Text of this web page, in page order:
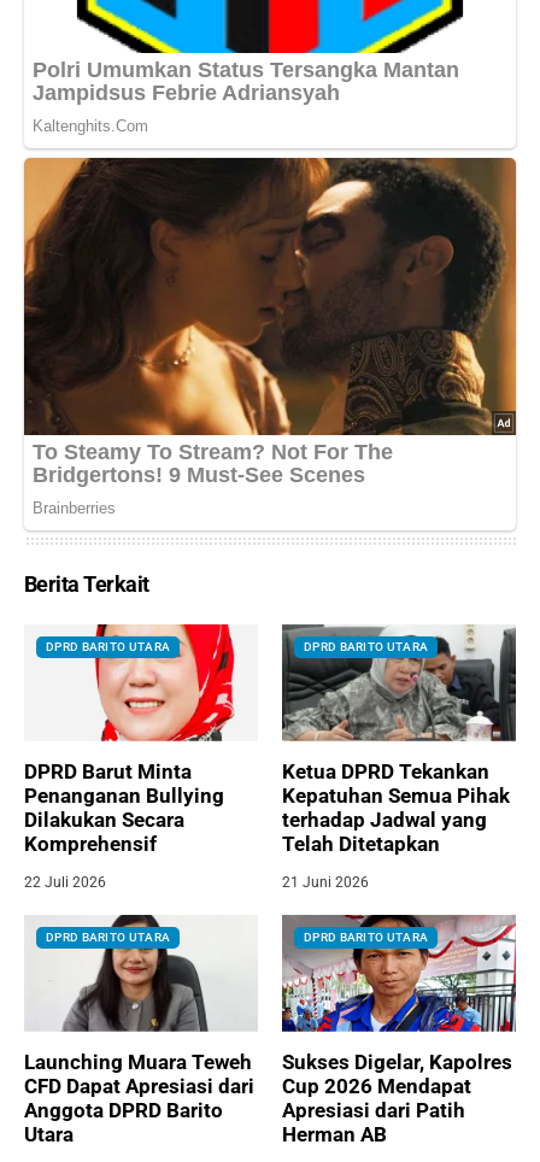
Berita Terkait
DPRD BARITO UTARA
DPRD Barut Minta
Penanganan Bullying
Dilakukan Secara
Komprehensif
22 Juli 2026
DPRD BARITO UTARA
Ketua DPRD Tekankan
Kepatuhan Semua Pihak
terhadap Jadwal yang
Telah Ditetapkan
21 Juni 2026
DPRD BARITO UTARA
Launching Muara Teweh
CFD Dapat Apresiasi dari
Anggota DPRD Barito
Utara
DPRD BARITO UTARA
Sukses Digelar, Kapolres
Cup 2026 Mendapat
Apresiasi dari Patih
Herman AB